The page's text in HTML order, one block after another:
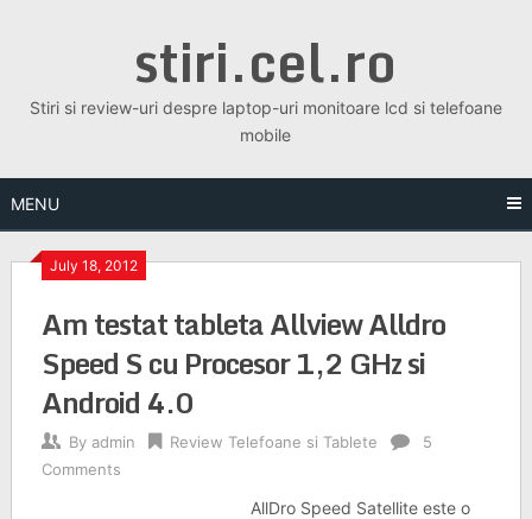
stiri.cel.ro
Stiri si review-uri despre laptop-uri monitoare lcd si telefoane
mobile
MENU
July 18, 2012
Am testat tableta Allview Alldro
Speed S cu Procesor 1,2 GHz si
Android 4.0
By admin Review Telefoane si Tablete
5
Comments
AllDro Speed Satellite este o